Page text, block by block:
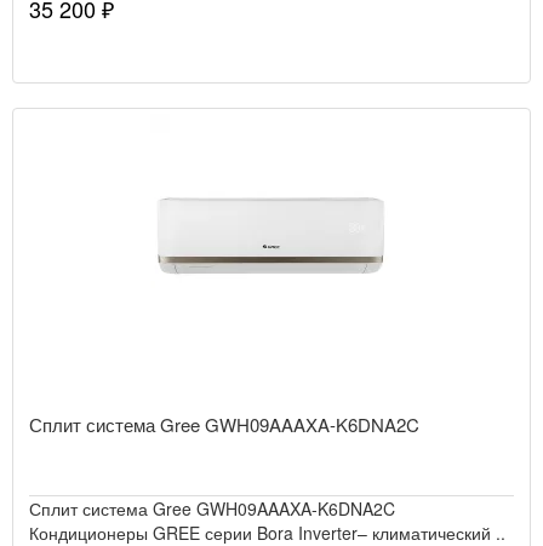
35 200 ₽
Сплит система Gree GWH09AAAXA-K6DNA2C
Сплит система Gree GWH09AAAXA-K6DNA2C
Кондиционеры GREE серии Bora Inverter– климатический ..